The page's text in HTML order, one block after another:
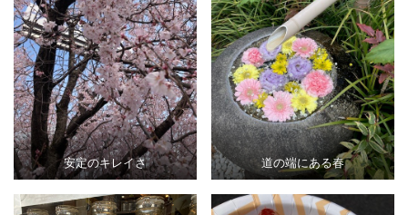
安定のキレイさ 道の端にある春